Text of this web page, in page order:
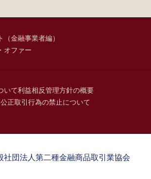
金融事業者編）
オファー
いて利益相反管理方針の概要
正取引行為の禁止について
社団法人第二種金融商品取引業協会